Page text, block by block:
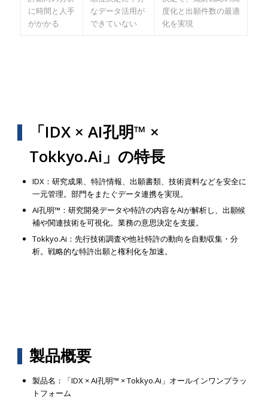
に時間と人手
がかかる
なデータ活用が
できていない
度化と出願件数の最適
化を実現
「IDX × AI孔明™ ×
Tokkyo.Ai」の特長
IDX：研究成果、特許情報、出願書類、技術資料などを安全に
一元管理。部門をまたぐデータ連携を実現。
AI孔明™：研究開発データや特許の内容をAIが解析し、出願候
補や関連技術を可視化。業務の意思決定を支援。
Tokkyo.Ai：先行技術調査や他社特許の動向を自動収集・分
析。戦略的な特許出願と権利化を加速。
製品概要
製品名：「IDX × AI孔明™ × Tokkyo.Ai」オールインワンプラッ
トフォーム